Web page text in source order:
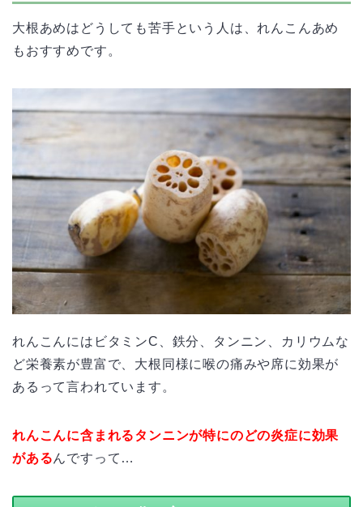
大根あめはどうしても苦手という人は、れんこんあめ
もおすすめです。
れんこんにはビタミンC、鉄分、タンニン、カリウムな
ど栄養素が豊富で、大根同様に喉の痛みや席に効果が
あるって言われています。
れんこんに含まれるタンニンが特にのどの炎症に効果
があるんですって…